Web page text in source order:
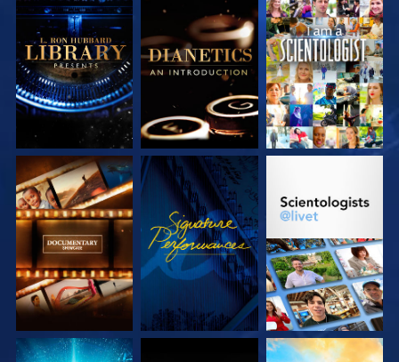
UTFORSKA
SERIEN
UTFORSKA
SERIEN
TITTA
UTFORSKA
SERIEN
TITTA
UTFORSKA